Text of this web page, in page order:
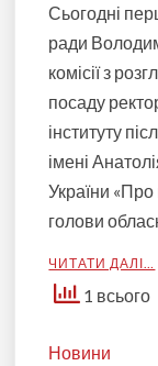
Сьогодні
ради
комісії з
посаду
інституту
імені
України
голови
ЧИТАТИ ДАЛІ…
1 всього
Новини